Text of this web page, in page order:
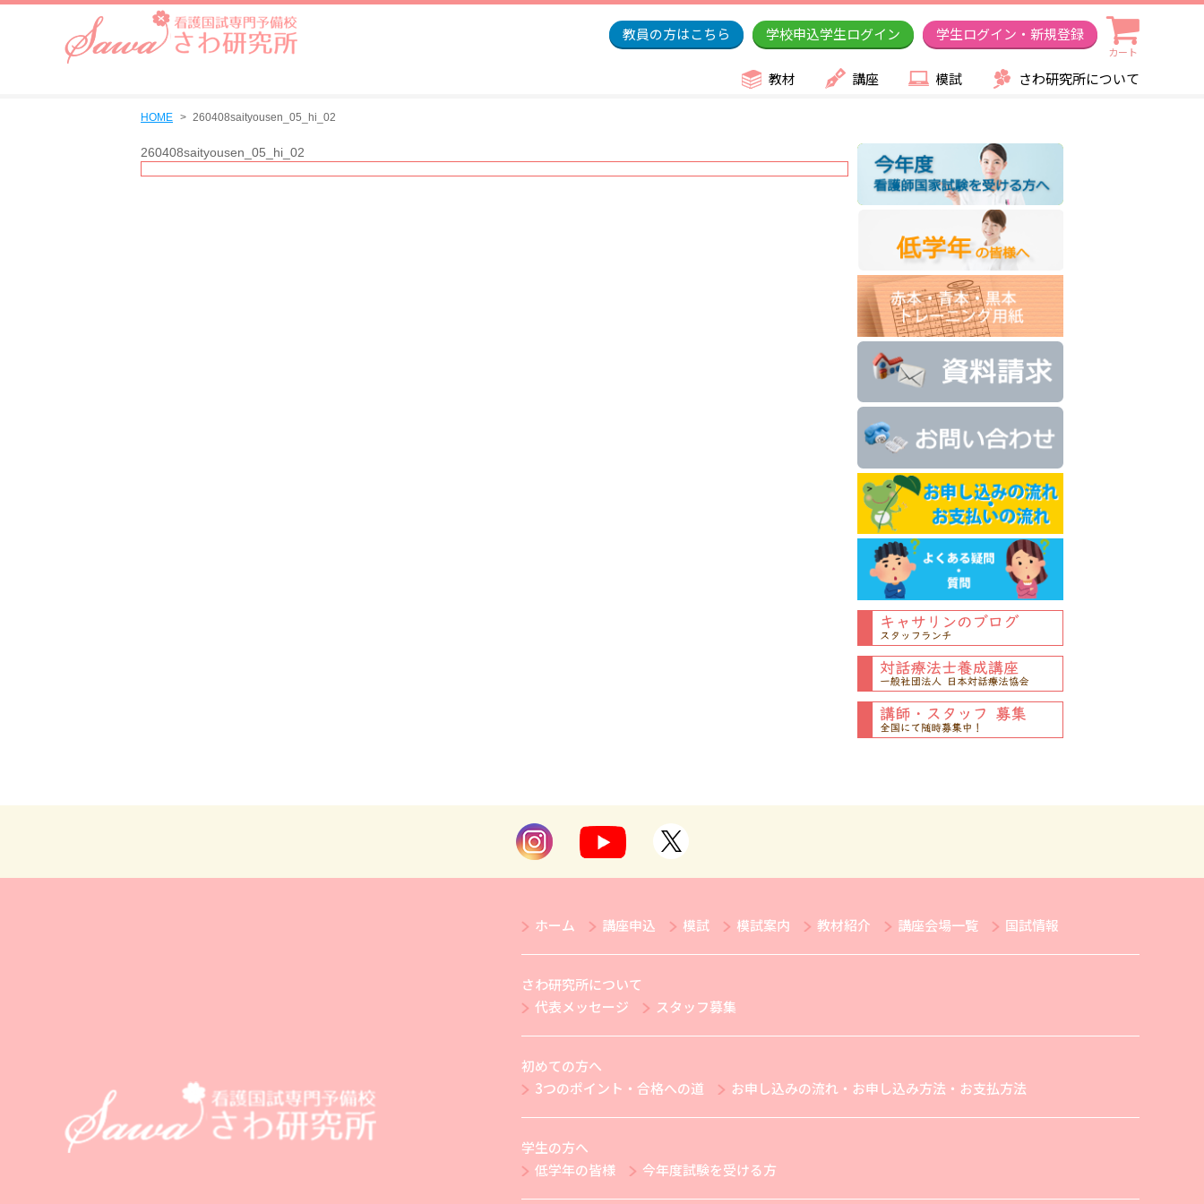
教員の方はこちら 学校申込学生ログイン 学生ログイン・新規登録
カート
教材 講座 模試 さわ研究所について
HOME 260408saityousen_05_hi_02
260408saityousen_05_hi_02
ホーム 講座申込 模試 模試案内 教材紹介 講座会場一覧 国試情報
さわ研究所について
代表メッセージ
スタッフ募集
初めての方へ
3つのポイント・合格への道
お申し込みの流れ・お申し込み方法・お支払方法
学生の方へ
低学年の皆様
今年度試験を受ける方